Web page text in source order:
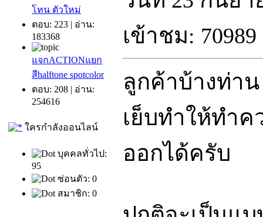
โทน ตัวใหม่
ตอบ: 223 | อ่าน:
183368
แจกACTIONแยก
สีhalftone spotcolor
ตอบ: 208 | อ่าน:
254616
ใครกำลังออนไลน์
บุคคลทั่วไป:
95
ซ่อนตัว: 0
สมาชิก: 0
เข้าชม:
ลูกค้าบ้างท่า
เย็บทำให้ทำ
ออกได้ครับ